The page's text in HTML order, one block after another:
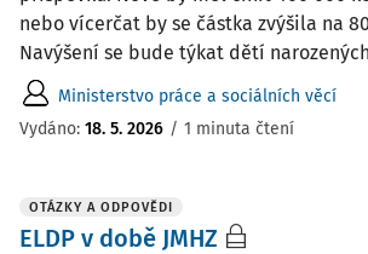
nebo vícerčat by se částka zvýšila na
Navýšení se bude týkat dětí
Ministerstvo práce a sociálních věcí
Vydáno: 18. 5. 2026 / 1 minuta čtení
OTÁZKY A ODPOVĚDI
ELDP v době JMHZ